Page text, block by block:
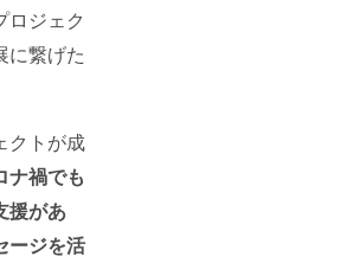
ロジェク
に繋げた
クトが成
ナ禍でも
援があ
ージを活